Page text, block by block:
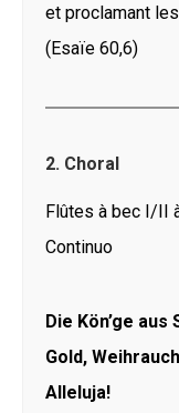
et proclamant
(Esaïe 60,6)
2. Choral
Flûtes à bec I/II
Continuo
Die Kön’ge aus
Gold,
Alleluja!